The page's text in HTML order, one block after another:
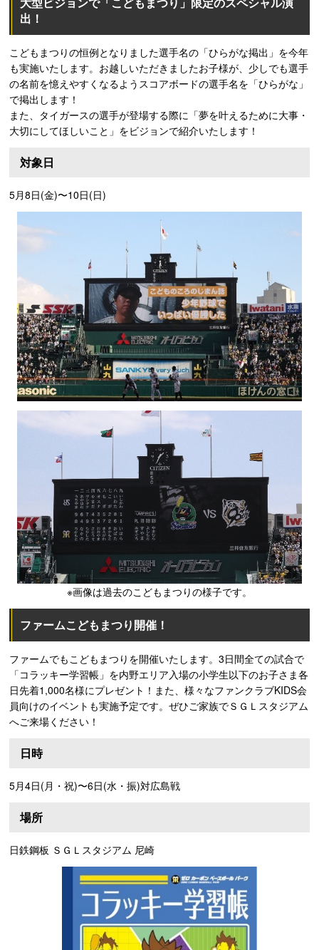
出！
こどもまつりの恒例となりました選手名の「ひらがな掲出」を今年
も実施いたします。お越しいただきましたお子様が、少しでも選手
の名前を憶えやすくなるようスコアボードの選手名を「ひらがな」
で掲出します！
また、タイガースの選手が登場する際に「夢を叶えるために大事・
大切にしてほしいこと」をビジョンで紹介いたします！
対象日
5月8日(金)〜10日(日)
※画像は過去のこどもまつりの様子です。
ファームこどもまつり開催！
ファームでもこどもまつりを開催いたします。3日間全ての試合で
「コラッキー学習帳」を内野エリア入場の小学生以下のお子さま各
日先着1,000名様にプレゼント！また、様々なファンクラブKIDS会
員向けのイベントも実施予定です。ぜひご家族でＳＧＬスタジアム
へご来場ください！
日時
5月4日(月・祝)〜6日(水・振)対広島戦
場所
日鉄鋼板 ＳＧＬスタジアム 尼崎